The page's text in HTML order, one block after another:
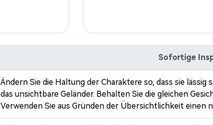
Sofortige
Ändern Sie die Haltung der Charaktere so, dass sie
das unsichtbare Geländer. Behalten Sie die gleichen
Verwenden Sie aus Gründen der Übersichtlichkeit einen